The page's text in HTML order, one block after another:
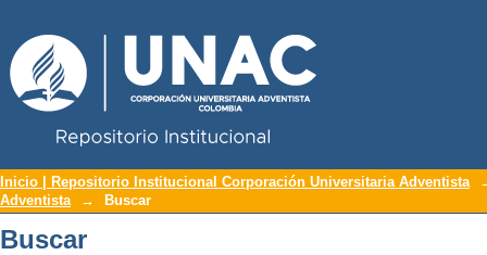
Buscar
Inicio | Repositorio Institucional Corporación Universitaria Adventista
Adventista
→ Buscar
Buscar